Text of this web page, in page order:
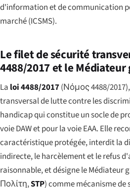
d'information et de communication
marché (ICSMS).
Le filet de sécurité
4488/2017 et le Médiateur
La loi 4488/2017(Νόμος 4488/2017
transversal de lutte contre les
handicap qui constitue un socle de
voie DAW et pour la voie EAA. Elle
caractéristique protégée, interdit la
indirecte, le harcèlement et le refus
raisonnable, et désigne le Médiateur
Πολίτη,STP) comme mécanisme